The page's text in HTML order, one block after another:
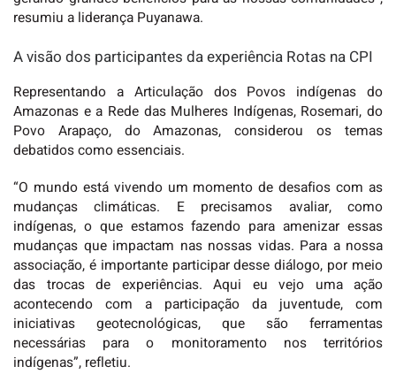
resumiu a liderança Puyanawa.
A visão dos participantes da experiência Rotas na CPI
Representando a Articulação dos Povos indígenas do
Amazonas e a Rede das Mulheres Indígenas, Rosemari, do
Povo Arapaço, do Amazonas, considerou os temas
debatidos como essenciais.
“O mundo está vivendo um momento de desafios com as
mudanças climáticas. E precisamos avaliar, como
indígenas, o que estamos fazendo para amenizar essas
mudanças que impactam nas nossas vidas. Para a nossa
associação, é importante participar desse diálogo, por meio
das trocas de experiências. Aqui eu vejo uma ação
acontecendo com a participação da juventude, com
iniciativas geotecnológicas, que são ferramentas
necessárias para o monitoramento nos territórios
indígenas”, refletiu.